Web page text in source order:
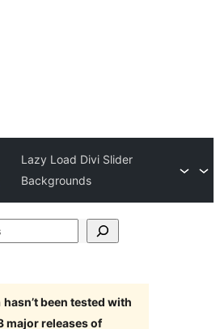
Lazy Load Divi Slider
Backgrounds
hasn’t been tested with
major releases of